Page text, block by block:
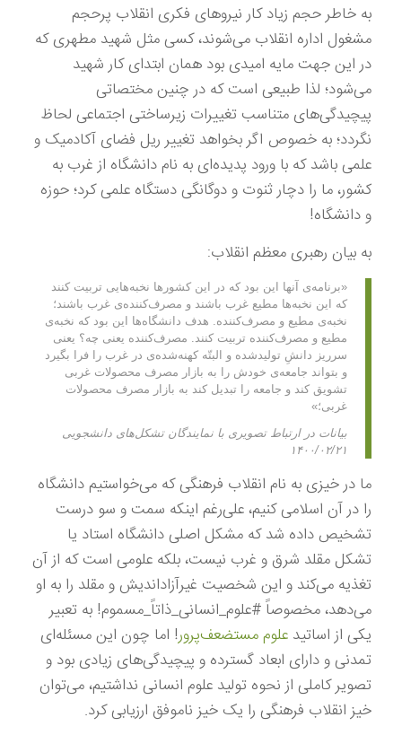
به خاطر حجم زیاد کار نیروهای فکری انقلاب پرحجم
مشغول اداره انقلاب می‌شوند، کسی مثل شهید مطهری که
در این جهت مایه امیدی بود همان ابتدای کار شهید
می‌شود؛ لذا طبیعی است که در چنین مختصاتی
پیچیدگی‌های متناسب تغییرات زیرساختی اجتماعی لحاظ
نگردد؛ به خصوص اگر بخواهد تغییر ریل فضای آکادمیک و
علمی باشد که با ورود پدیده‌ای به نام دانشگاه از غرب به
کشور، ما را دچار ثنوت و دوگانگی دستگاه علمی کرد؛ حوزه
و دانشگاه!
به بیان رهبری معظم انقلاب:
«برنامه‌ی آنها این بود که در این کشورها نخبه‌هایی تربیت کنند
که این نخبه‌ها مطیع غرب باشند و مصرف‌کننده‌ی غرب باشند؛
نخبه‌ی مطیع و مصرف‌کننده. هدف دانشگاه‌ها این بود که نخبه‌ی
مطیع و مصرف‌کننده تربیت کنند. مصرف‌کننده یعنی چه؟ یعنی
سرریز دانشِ تولیدشده و البتّه کهنه‌شده‌ی در غرب را فرا بگیرد
و بتواند جامعه‌ی خودش را به بازار مصرف محصولات غربی
تشویق کند و جامعه را تبدیل کند به بازار مصرف محصولات
غربی؛»
بیانات در ارتباط تصویری با نمایندگان تشکل‌های دانشجویی
۱۴۰۰/۰۲/۲۱
ما در خیزی به نام انقلاب فرهنگی که می‌خواستیم دانشگاه‌
را در آن اسلامی کنیم، علی‌رغم اینکه سمت و سو درست
تشخیص داده شد که مشکل اصلی دانشگاه استاد یا
تشکل مقلد شرق و غرب نیست، بلکه علومی است که از آن
تغذیه می‌کند و این شخصیت غیرآزاداندیش و مقلد را به او
می‌دهد، مخصوصاً #علوم_انسانی_ذاتاً_مسموم! به تعبیر
یکی از اساتید علوم مستضعف‌پرور! اما چون این مسئله‌ای
تمدنی و دارای ابعاد گسترده و پیچیدگی‌های زیادی بود و
تصویر کاملی از نحوه تولید علوم انسانی نداشتیم، می‌توان
خیز انقلاب فرهنگی را یک خیز ناموفق ارزیابی کرد.